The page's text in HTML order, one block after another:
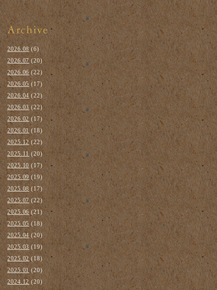
2026.08(6)
2026.07 (20)
2026.06(22)
2026.05(17)
2026.04(22)
2026.03 (22)
2026.02(17)
2026.01(18)
2025.12(22)
2025.11 (20)
2025.10(17)
2025.09(19)
2025.08(17)
2025.07(22)
2025.06(21)
2025.05(18)
2025.04(20)
2025.03(19)
2025.02(18)
2025.01(20)
2024.12(20)